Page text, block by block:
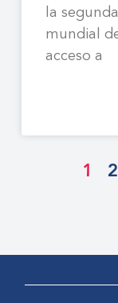
la
mundial
acceso a
1 2